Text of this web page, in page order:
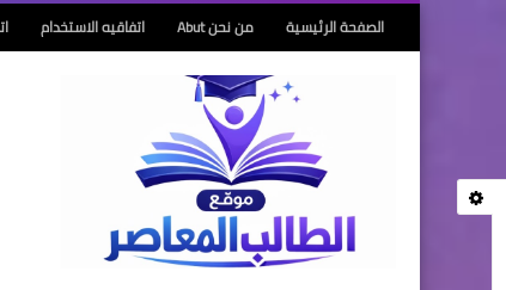
الصفحة الرئيسية من نحن Abut اتفاقيه الاستخدام